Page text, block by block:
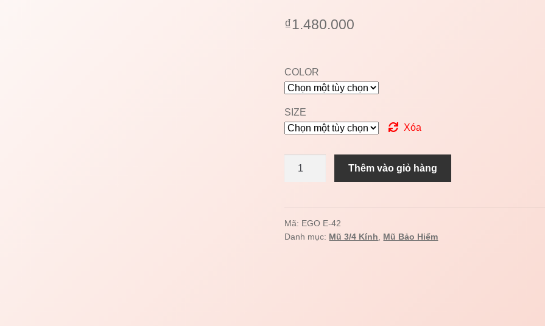
₫1.480.000
COLOR
SIZE
Xóa
42
số
Thêm vào giỏ hàng
Mã: EGO E-42
Danh mục: Mũ 3/4 Kính Mũ Bảo Hiểm